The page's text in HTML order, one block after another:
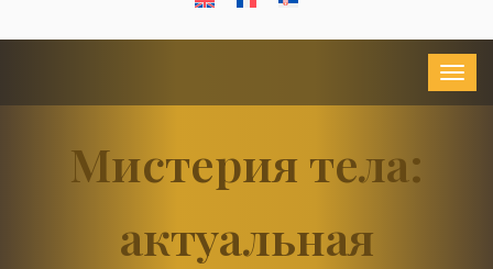
Мистерия тела:
актуальная